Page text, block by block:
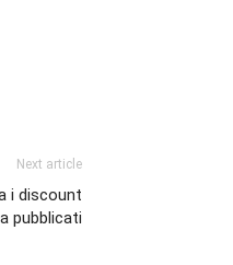
Next article
i discount
pubblicati